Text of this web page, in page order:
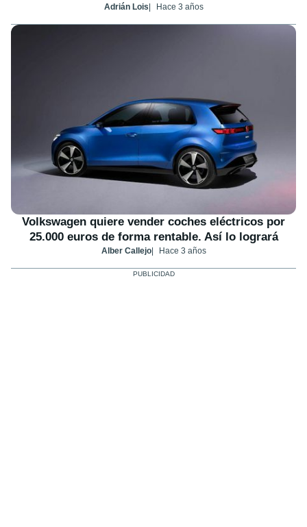
Adrián Lois Hace 3 años
Volkswagen quiere vender coches eléctricos por
25.000 euros de forma rentable. Así lo logrará
Alber Callejo Hace 3 años